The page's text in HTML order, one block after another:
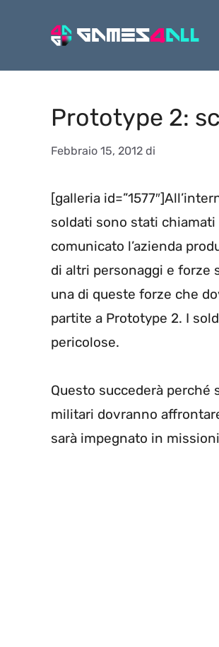
Prototype 2:
Febbraio 15, 2012 di
[galleria
soldati sono stati chiamati
comunicato l’azienda
di altri personaggi e forze
una di queste forze che
partite a Prototype 2. I
pericolose.
Questo succederà perché
militari dovranno
sarà impegnato in